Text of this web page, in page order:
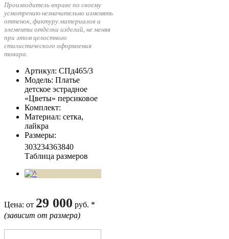
Производитель вправе по своему
усмотрению незначительно изменять
оттенок, фактуру материалов и
элементы отделки изделий, не меняя
при этом целостного
стилистического оформления
товара.
Артикул: СПд465/3
Модель: Платье
детское эстрадное
«Цветы» персиковое
Комплект:
Материал: сетка,
лайкра
Размеры:
303234363840
Таблица размеров
Цена: от 29 000 руб. *
(зависит от размера)